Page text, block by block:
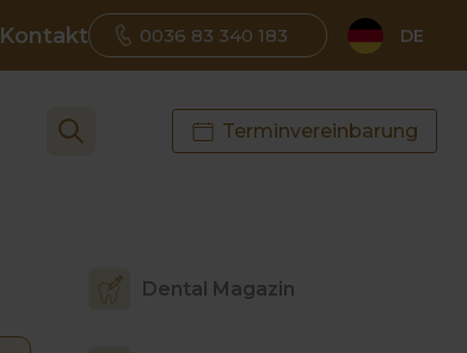
Kontakt 0036 83 340 183 DE
Terminvereinbarung
Dental Magazin